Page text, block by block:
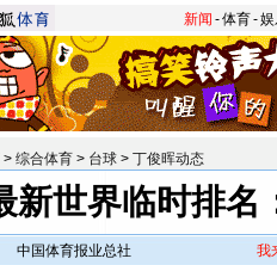
新闻 -体育-
> 综合体育 > 台球 > 丁俊晖动态
新世界临时排名
中国体育报业总社 我